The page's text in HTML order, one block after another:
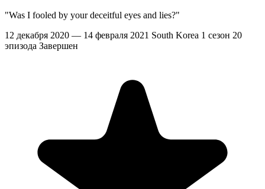
"Was I fooled by your deceitful eyes and lies?"
12 декабря 2020 — 14 февраля 2021 South Korea 1 сезон 20
эпизода Завершен